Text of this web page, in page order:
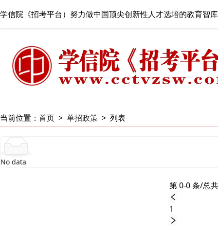
学信院《招考平台）努力做中国顶尖创新性人才选培的教育智库
当前位置： 首页 > 单招政策 > 列表
No data
第 0-0 条/总
1